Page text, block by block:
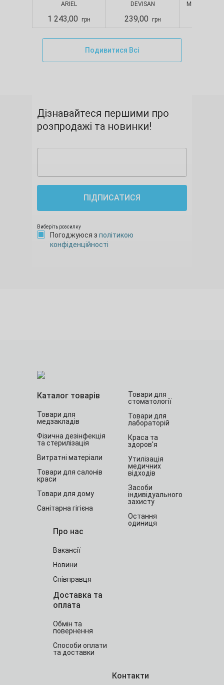
ARIEL
1 243,00 грн
шт./уп.), Devisan
DEVISAN
239,00 грн
MERCATOR
Подивитися Всі
Дізнавайтеся першими про
розпродажі та новинки!
ПІДПИСАТИСЯ
Виберіть розсилку
Погоджуюся з політикою
конфіденційності
Каталог товарів
Товари для
медзакладів
Фізична дезінфекція
та стерилізація
Витратні матеріали
Товари для салонів
краси
Товари для дому
Санітарна гігієна
Товари для
стоматології
Товари для
лабораторій
Краса та
здоров'я
Утилізація
медичних
відходів
Засоби
індивідуального
захисту
Остання
одиниця
Про нас
Вакансії
Новини
Співправця
Доставка та
оплата
Обмін та
повернення
Способи оплати
та доставки
Контакти